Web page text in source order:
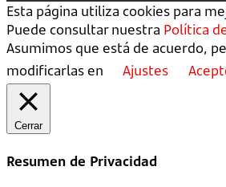
Esta página utiliza cookies para
Puede consultar nuestra Política
Asumimos que está de acuerdo,
modificarlas en
Ajustes
Cerrar
Resumen de Privacidad